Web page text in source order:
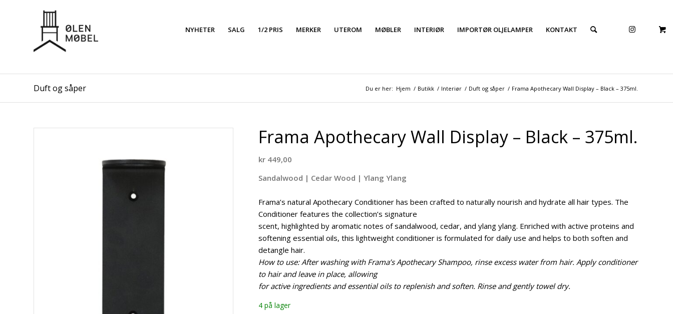
NYHETER SALG 1/2 PRIS MERKER UTEROM MØBLER INTERIØR IMPORTØR OLJELAMPER KONTAKT
Duft og såper Du er her: Hjem / Butikk / Interiør / Duft og såper / Frama Apothecary Wall Display – Black – 375ml.
Frama Apothecary Wall Display – Black – 375ml.
kr 449,00
Sandalwood | Cedar Wood | Ylang Ylang
Frama’s natural Apothecary Conditioner has been crafted to naturally nourish and hydrate all hair types. The
Conditioner features the collection’s signature
scent, highlighted by aromatic notes of sandalwood, cedar, and ylang ylang. Enriched with active proteins and
softening essential oils, this lightweight conditioner is formulated for daily use and helps to both soften and
detangle hair.
How to use: After washing with Frama’s Apothecary Shampoo, rinse excess water from hair. Apply conditioner
to hair and leave in place, allowing
for active ingredients and essential oils to replenish and soften. Rinse and gently towel dry.
4 på lager